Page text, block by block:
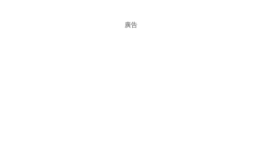
廣告